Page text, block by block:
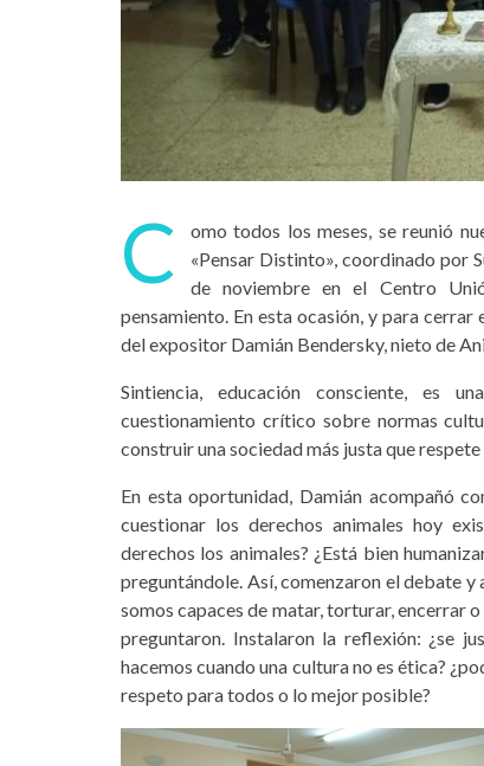
C
omo todos los meses, se reunió
«Pensar Distinto», coordinado por
de noviembre en el Centro
pensamiento. En esta ocasión, y para
del expositor Damián Bendersky, nieto de
Sintiencia, educación consciente, es
cuestionamiento crítico sobre normas
construir una sociedad más justa que respete
En esta oportunidad, Damián acompañó
cuestionar los derechos animales hoy
derechos los animales? ¿Está bien
preguntándole. Así, comenzaron el debate y
somos capaces de matar, torturar, encerrar
preguntaron. Instalaron la reflexión: ¿se
hacemos cuando una cultura no es ética?
respeto para todos o lo mejor posible?